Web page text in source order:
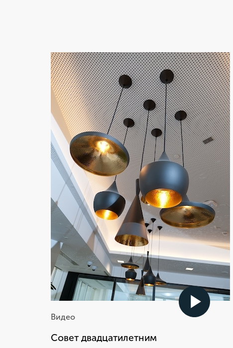
Видео
Совет двадцатилетним
,,
Самое важное — это
трудолюбие, потому что без
труда не выудишь и рыбку из
пруда. Трудиться нужно
много, тогда и результат
получается отличный
Виктор Галустян
Вице-президент по продажам, JTI Россия